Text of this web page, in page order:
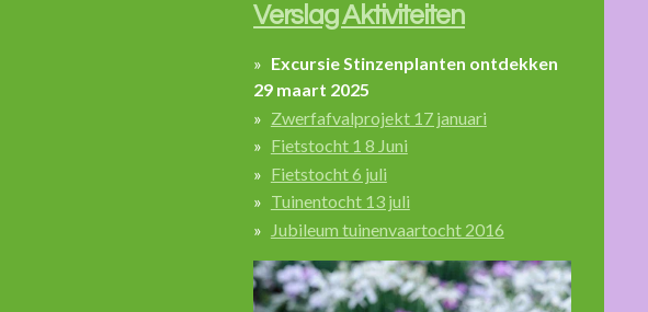
Verslag Aktiviteiten
Excursie Stinzenplanten ontdekken
29 maart 2025
Zwerfafvalprojekt 17 januari
Fietstocht 1 8 Juni
Fietstocht 6 juli
Tuinentocht 13 juli
Jubileum tuinenvaartocht 2016